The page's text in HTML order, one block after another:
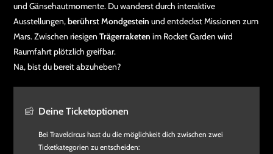
und Gänsehautmomente. Du wanderst durch interaktive
Ausstellungen,berührst Mondgestein und entdeckst Missionen zum
Mars. Zwischen riesigen Trägerraketen im Rocket Garden wird
Raumfahrt plötzlich greifbar.
Na, bist du bereit abzuheben?
Deine Ticketoptionen
Bei Travelcircus hast du die möglichkeit dich zwischen zwei
Ticketkategorien zu entscheiden: